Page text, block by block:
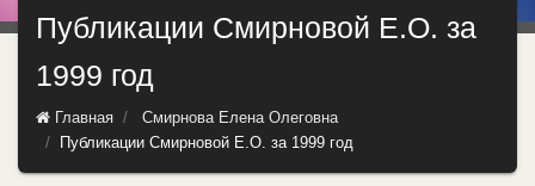
Публикации Смирновой Е.О. за
1999 год
Главная
Смирнова Елена Олеговна
Публикации Смирновой Е.О. за 1999 год